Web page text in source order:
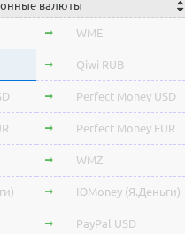
Cardano ADA
OmiseGo OMG
Verge XVG
BitTorrent BTT
Stellar Lumens XLM
EOS
NEO
валюты
WME
Qiwi RUB
Perfect Money USD
Perfect Money EUR
WMZ
ЮMoney (Я.Деньги)
PayPal USD